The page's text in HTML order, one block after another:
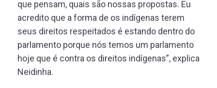
que pensam, quais são nossas propostas. Eu
acredito que a forma de os indígenas terem
seus direitos respeitados é estando dentro do
parlamento porque nós temos um parlamento
hoje que é contra os direitos indígenas”, explica
Neidinha.